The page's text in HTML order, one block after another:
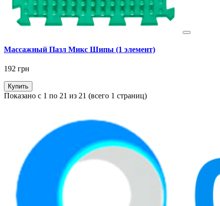
Массажный Пазл Микс Шипы (1 элемент)
192 грн
Купить
Показано с 1 по 21 из 21 (всего 1 страниц)